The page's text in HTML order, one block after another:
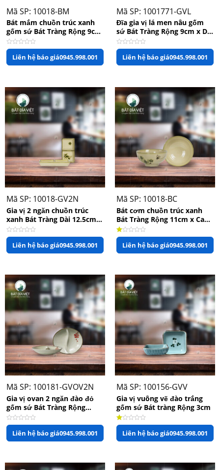
Mã SP: 10018-BM
Bát mắm chuồn trúc xanh
gốm sứ Bát Tràng Rộng 9cm
x Cao 4cm
Được
xếp
hạng
Liên hệ báo giá0945.998.001
Mã SP: 1001771-GVL
Đĩa gia vị lá men nâu gốm
sứ Bát Tràng Rộng 9cm x Dài
13cm
Được
xếp
hạng
Liên hệ báo giá0945.998.001
Mã SP: 10018-GV2N
Gia vị 2 ngăn chuồn trúc
xanh Bát Tràng Dài 12.5cm x
Rộng 6cm
Được
xếp
hạng
Liên hệ báo giá0945.998.001
Mã SP: 10018-BC
Bát cơm chuồn trúc xanh
Bát Tràng Rộng 11cm x Cao
4.5cm
Được
xếp
hạng
Liên hệ báo giá0945.998.001
Mã SP: 100181-GVOV2N
Gia vị ovan 2 ngăn đào đỏ
gốm sứ Bát Tràng Rộng
11.5cm x Dài 10cm
Được
xếp
hạng
Liên hệ báo giá0945.998.001
Mã SP: 100156-GVV
Gia vị vuông vẽ đào trắng
gốm sứ Bát tràng Rộng 3cm
Được
xếp
hạng
Liên hệ báo giá0945.998.001